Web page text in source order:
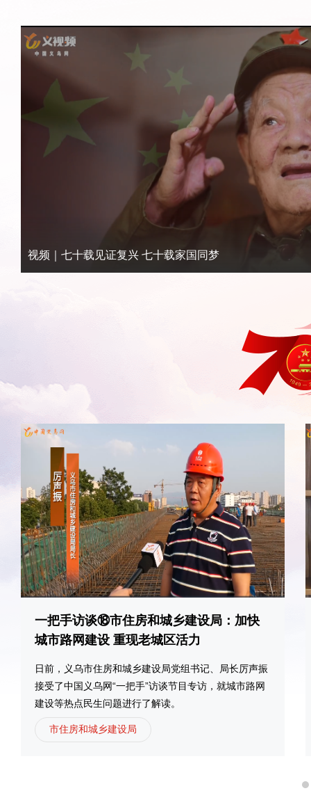
视频｜七十载见证复兴 七十载家国同梦
一把手访谈⑱市住房和城乡建设局：加快
城市路网建设 重现老城区活力
日前，义乌市住房和城乡建设局党组书记、局长厉声振
接受了中国义乌网“一把手”访谈节目专访，就城市路网
建设等热点民生问题进行了解读。
市住房和城乡建设局